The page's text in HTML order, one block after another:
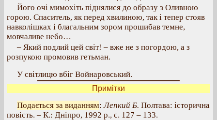
Його очі мимохіть піднялися до образу з Оливною
горою. Спаситель, як перед хвилиною, так і тепер стояв
навколішках і благальним зором прошибав темне,
мовчаливе небо…
– Який подлий цей світ! – вже не з погордою, а з
розпукою промовив гетьман.
У світлицю вбіг Войнаровський.
Примітки
Подається за виданням:Лепкий Б. Полтава: історична
повість. – К.: Дніпро, 1992 р., с. 127 – 133.